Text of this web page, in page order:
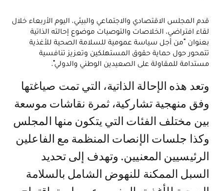
قدم المجلس الاقتصادي والاجتماعي والبيئي، اليوم الأربعاء خلال
لقاء افتراضي، الخلاصات والتوصيات موضوع إحالته الذاتية
بعنوان "من أجل سياسة عمومية للسلامة الصحية للأغذية
تتمحور حول حماية حقوق المستهلكين وتعزيز تنافسية
مستدامة للمقاولة على الصعيدين الوطني والدولي".
وتعد هذه الإحالة الذاتية، التي تمت صياغتها
وفق منهجية تشاركية، ثمرة نقاشات موسعة
بين مختلف الفئات التي يتكون منها المجلس
وكذا جلسات الإنصات المنظمة مع الفاعلين
الرئيسيين المعنيين. وتهدف إلى تحديد
السبل الممكنة للنهوض الشامل بالسلامة